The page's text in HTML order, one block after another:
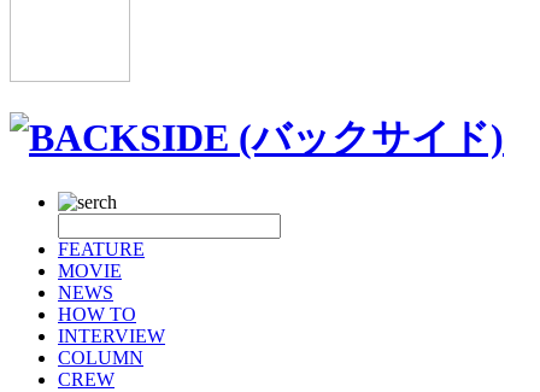
FEATURE
MOVIE
NEWS
HOW TO
INTERVIEW
COLUMN
CREW